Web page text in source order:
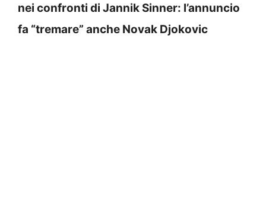
nei confronti di Jannik Sinner: l’annuncio
fa “tremare” anche Novak Djokovic